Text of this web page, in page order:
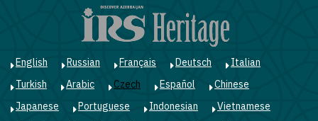
English Russian Français Deutsch
Italian
Turkish
Arabic Czech Español
Chinese
Japanese
Portuguese Indonesian
Vietnamese